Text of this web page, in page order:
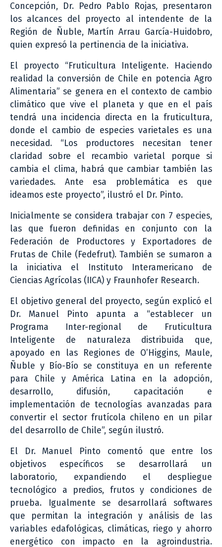
Concepción, Dr. Pedro Pablo Rojas, presentaron
los alcances del proyecto al intendente de la
Región de Ñuble, Martín Arrau García-Huidobro,
quien expresó la pertinencia de la iniciativa.
El proyecto “Fruticultura Inteligente. Haciendo
realidad la conversión de Chile en potencia Agro
Alimentaria” se genera en el contexto de cambio
climático que vive el planeta y que en el país
tendrá una incidencia directa en la fruticultura,
donde el cambio de especies varietales es una
necesidad. “Los productores necesitan tener
claridad sobre el recambio varietal porque si
cambia el clima, habrá que cambiar también las
variedades. Ante esa problemática es que
ideamos este proyecto”, ilustró el Dr. Pinto.
Inicialmente se considera trabajar con 7 especies,
las que fueron definidas en conjunto con la
Federación de Productores y Exportadores de
Frutas de Chile (Fedefrut). También se sumaron a
la iniciativa el Instituto Interamericano de
Ciencias Agrícolas (IICA) y Fraunhofer Research.
El objetivo general del proyecto, según explicó el
Dr. Manuel Pinto apunta a “establecer un
Programa Inter-regional de Fruticultura
Inteligente de naturaleza distribuida que,
apoyado en las Regiones de O’Higgins, Maule,
Ñuble y Bío-Bío se constituya en un referente
para Chile y América Latina en la adopción,
desarrollo, difusión, capacitación e
implementación de tecnologías avanzadas para
convertir el sector frutícola chileno en un pilar
del desarrollo de Chile”, según ilustró.
El Dr. Manuel Pinto comentó que entre los
objetivos específicos se desarrollará un
laboratorio, expandiendo el despliegue
tecnológico a predios, frutos y condiciones de
prueba. Igualmente se desarrollará softwares
que permitan la integración y análisis de las
variables edafológicas, climáticas, riego y ahorro
energético con impacto en la agroindustria.